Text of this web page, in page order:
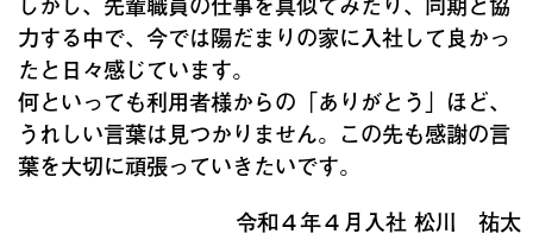
力する中で、今では陽だまりの家に入社して良かっ
たと日々感じています。
何といっても利用者様からの「ありがとう」ほど、
うれしい言葉は見つかりません。この先も感謝の言
葉を大切に頑張っていきたいです。
令和４年４月入社 松川 祐太